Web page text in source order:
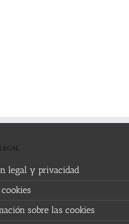
legal y privacidad
sobre las cookies